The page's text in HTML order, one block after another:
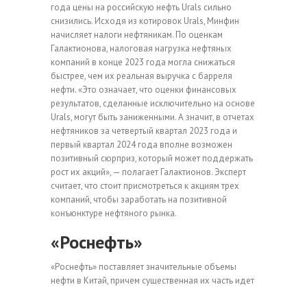
года цены на российскую нефть Urals сильно
снизились. Исходя из котировок Urals, Минфин
начисляет налоги нефтяникам. По оценкам
Галактионова, налоговая нагрузка нефтяных
компаний в конце 2023 года могла снижаться
быстрее, чем их реальная выручка с барреля
нефти. «Это означает, что оценки финансовых
результатов, сделанные исключительно на основе
Urals, могут быть заниженными. А значит, в отчетах
нефтяников за четвертый квартал 2023 года и
первый квартал 2024 года вполне возможен
позитивный сюрприз, который может поддержать
рост их акций», — полагает Галактионов. Эксперт
считает, что стоит присмотреться к акциям трех
компаний, чтобы заработать на позитивной
конъюнктуре нефтяного рынка.
«Роснефть»
«Роснефть» поставляет значительные объемы
нефти в Китай, причем существенная их часть идет